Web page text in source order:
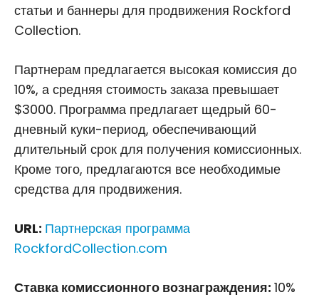
статьи и баннеры для продвижения Rockford
Collection.
Партнерам предлагается высокая комиссия до
10%, а средняя стоимость заказа превышает
$3000. Программа предлагает щедрый 60-
дневный куки-период, обеспечивающий
длительный срок для получения комиссионных.
Кроме того, предлагаются все необходимые
средства для продвижения.
URL: Партнерская программа
RockfordCollection.com
Ставка комиссионного вознаграждения: 10%